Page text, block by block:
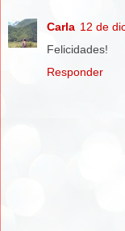
Carla 12 de
Felicidades!
Responder